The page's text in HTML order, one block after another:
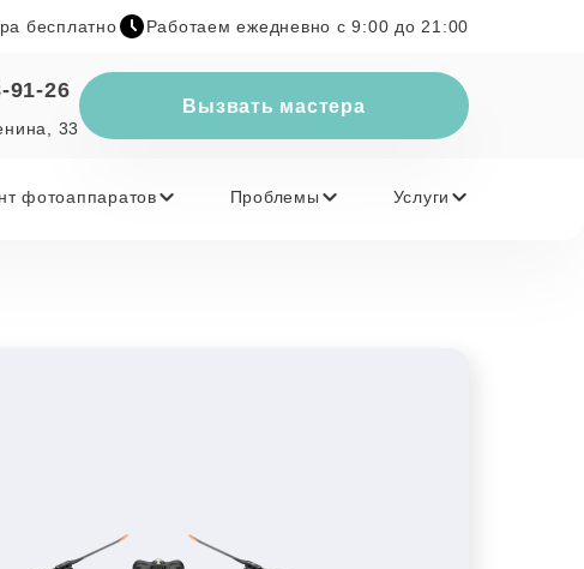
бесплатно Работаем ежедневно с 9:00 до 21:00
91-26
33
Вызвать мастера
фотоаппаратов Проблемы Услуги